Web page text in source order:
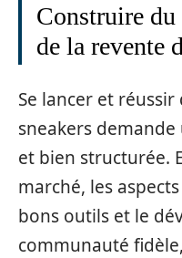
Construire du
de la revente
Se lancer et
sneakers
et bien structurée.
marché, les
bons outils et le
communauté